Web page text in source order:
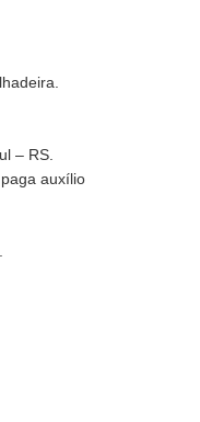
– RS.
auxílio